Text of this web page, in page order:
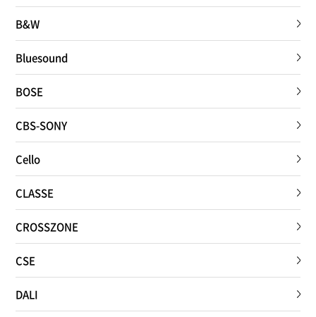
B&W
Bluesound
BOSE
CBS-SONY
Cello
CLASSE
CROSSZONE
CSE
DALI